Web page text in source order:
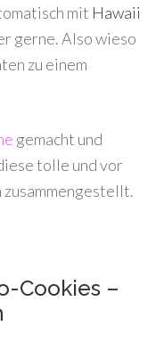
mit Hawaii
gerne. Also wieso
zu einem
gemacht und
tolle und vor
Cookies –